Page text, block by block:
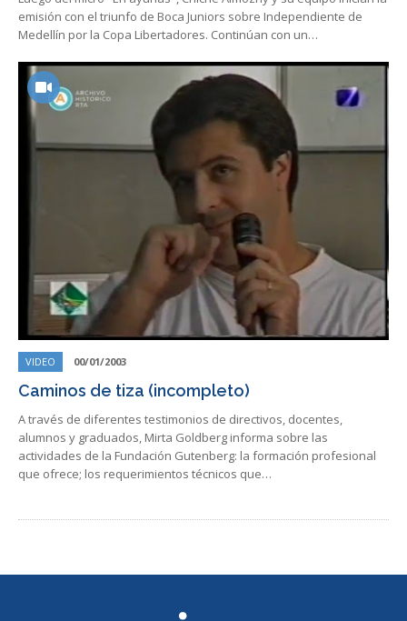
emisión con el triunfo de Boca Juniors sobre Independiente de
Medellín por la Copa Libertadores. Continúan con un…
VIDEO 00/01/2003
Caminos de tiza (incompleto)
A través de diferentes testimonios de directivos, docentes,
alumnos y graduados, Mirta Goldberg informa sobre las
actividades de la Fundación Gutenberg: la formación profesional
que ofrece; los requerimientos técnicos que…